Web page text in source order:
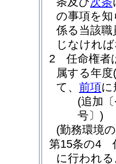
の事項を
係る当該
じなけれ
2
任命権者
属する年度
て、 前項
(追加
号〕)
(勤務環境
第15条の4
に行われ